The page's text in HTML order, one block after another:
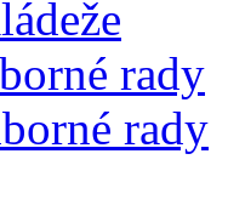
rady
rady